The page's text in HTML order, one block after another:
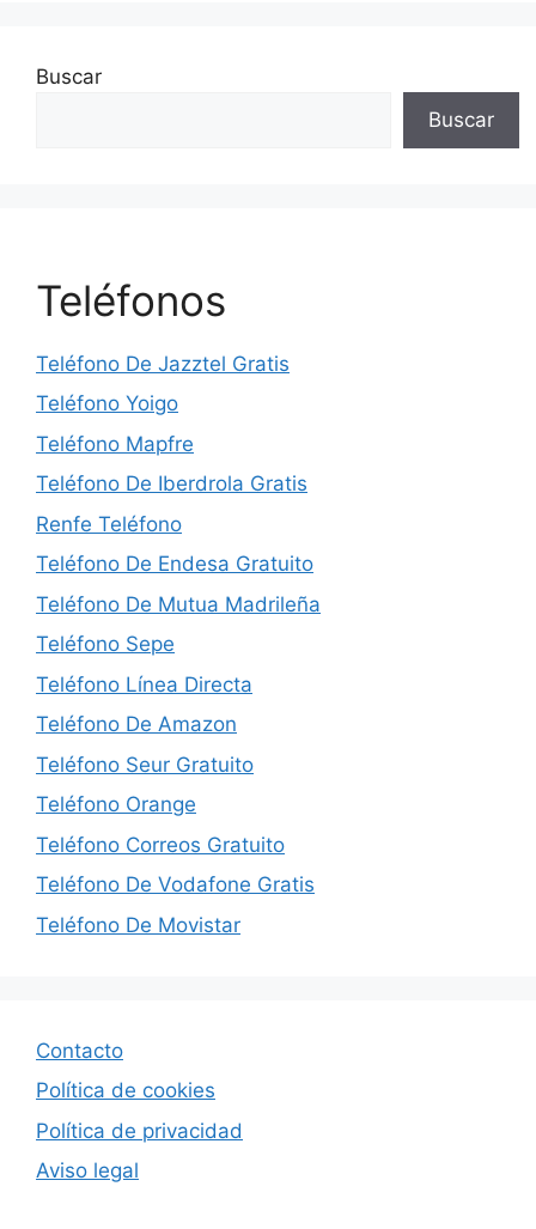
Buscar
Buscar
Teléfonos
Teléfono De Jazztel Gratis
Teléfono Yoigo
Teléfono Mapfre
Teléfono De Iberdrola Gratis
Renfe Teléfono
Teléfono De Endesa Gratuito
Teléfono De Mutua Madrileña
Teléfono Sepe
Teléfono Línea Directa
Teléfono De Amazon
Teléfono Seur Gratuito
Teléfono Orange
Teléfono Correos Gratuito
Teléfono De Vodafone Gratis
Teléfono De Movistar
Contacto
Política de cookies
Política de privacidad
Aviso legal